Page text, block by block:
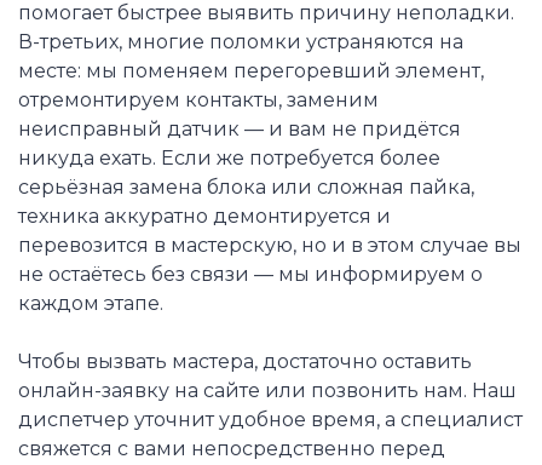
помогает быстрее выявить причину неполадки.
В-третьих, многие поломки устраняются на
месте: мы поменяем перегоревший элемент,
отремонтируем контакты, заменим
неисправный датчик — и вам не придётся
никуда ехать. Если же потребуется более
серьёзная замена блока или сложная пайка,
техника аккуратно демонтируется и
перевозится в мастерскую, но и в этом случае вы
не остаётесь без связи — мы информируем о
каждом этапе.
Чтобы вызвать мастера, достаточно оставить
онлайн-заявку на сайте или позвонить нам. Наш
диспетчер уточнит удобное время, а специалист
свяжется с вами непосредственно перед